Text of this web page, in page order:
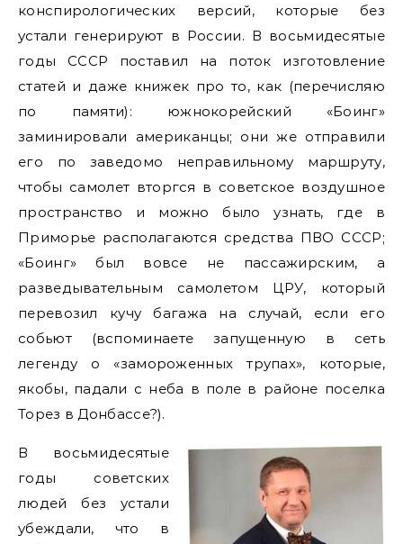
конспирологических версий, которые без
устали генерируют в России. В восьмидесятые
годы СССР поставил на поток изготовление
статей и даже книжек про то, как (перечисляю
по памяти): южнокорейский «Боинг»
заминировали американцы; они же отправили
его по заведомо неправильному маршруту,
чтобы самолет вторгся в советское воздушное
пространство и можно было узнать, где в
Приморье располагаются средства ПВО СССР;
«Боинг» был вовсе не пассажирским, а
разведывательным самолетом ЦРУ, который
перевозил кучу багажа на случай, если его
собьют (вспоминаете запущенную в сеть
легенду о «замороженных трупах», которые,
якобы, падали с неба в поле в районе поселка
Торез в Донбассе?).
В восьмидесятые
годы советских
людей без устали
убеждали, что в